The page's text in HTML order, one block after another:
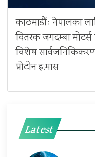
काठमाडौंः नेपालका
वितरक जगदम्बा मोटर्स
विशेष
प्रोटोन इ.मास
Latest